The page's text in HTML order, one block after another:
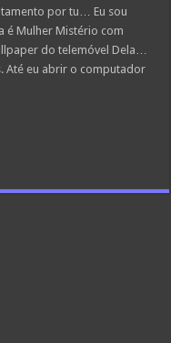
por tu… Eu sou
é Mulher Mistério com
do telemóvel Dela…
Até eu abrir o computador